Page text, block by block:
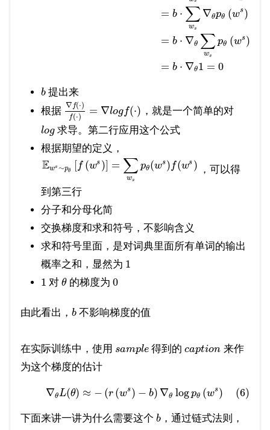
= b ⋅ ∑
ws
∇θpθ (ws)
= b ⋅ ∇θ ∑
ws
pθ (ws)
= b ⋅ ∇θ1 = 0
b 提出来
根据 ∇ f(⋅)
f(⋅) = ∇logf(⋅) ，就是一个简单的对
log 求导。第二行应用这个公式
根据期望的定义，
Ews ∼pθ f (ws ) = ∑
ws
pθ(ws) f(ws ) ，可以得
到第三行
分子和分母化简
交换梯度和求和符号，不影响含义
求和符号里面，是对词典里面所有单词的输出
概率之和，显然为 1
1 对 θ的梯度为 0
由此看出， b 不影响梯度的值
在实际训练中，使用 sample 得到的caption 来作
为这个梯度的估计
∇θL(θ) ≈ − (r (ws) − b) ∇θ logpθ (ws) (6)
下面来讲一讲为什么需要这个 b ，通过链式法则，